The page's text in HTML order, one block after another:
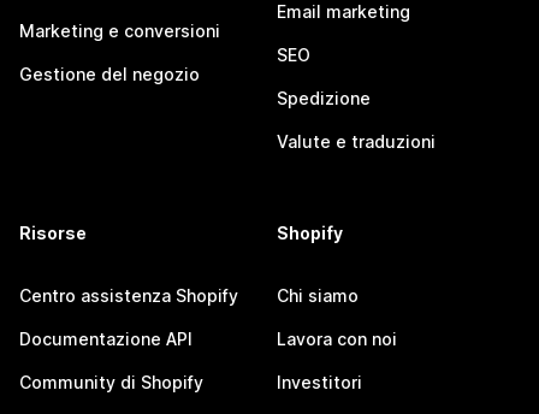
Marketing e conversioni
Gestione del negozio
Email marketing
SEO
Spedizione
Valute e traduzioni
Risorse
Centro assistenza Shopify
Documentazione API
Community di Shopify
Shopify
Chi siamo
Lavora con noi
Investitori